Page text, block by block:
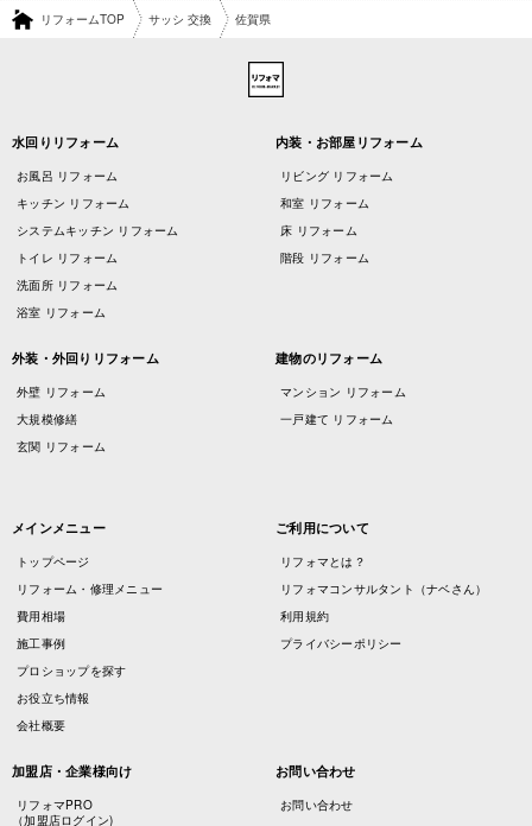
リフォームTOP サッシ 交換 佐賀県
水回りリフォーム
お風呂 リフォーム
キッチン リフォーム
システムキッチン リフォーム
トイレ リフォーム
洗面所 リフォーム
浴室 リフォーム
内装・お部屋リフォーム
リビング リフォーム
和室 リフォーム
床 リフォーム
階段 リフォーム
外装・外回りリフォーム
外壁 リフォーム
大規模修繕
玄関 リフォーム
建物のリフォーム
マンション リフォーム
一戸建て リフォーム
メインメニュー
トップページ
リフォーム・修理メニュー
費用相場
施工事例
プロショップを探す
お役立ち情報
会社概要
ご利用について
リフォマとは？
リフォマコンサルタント（ナベさん）
利用規約
プライバシーポリシー
加盟店・企業様向け
リフォマPRO
（加盟店ログイン)
お問い合わせ
お問い合わせ